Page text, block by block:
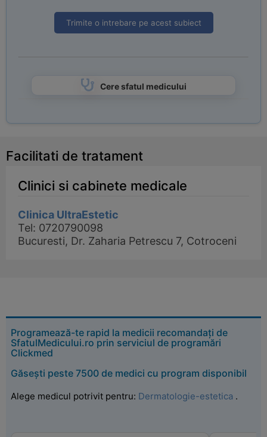
Trimite o intrebare pe acest subiect
Cere sfatul medicului
Facilitati de tratament
Clinici si cabinete medicale
Clinica UltraEstetic
Tel: 0720790098
Bucuresti, Dr. Zaharia Petrescu 7, Cotroceni
Programează-te rapid la medicii recomandați de
SfatulMedicului.ro prin serviciul de programări
Clickmed
Găsești peste 7500 de medici cu program disponibil
Alege medicul potrivit pentru: Dermatologie-estetica .